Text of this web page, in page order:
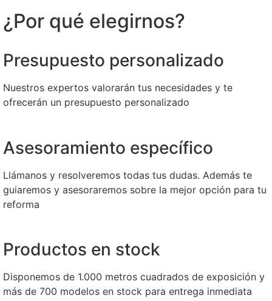
¿Por qué elegirnos?
Presupuesto personalizado
Nuestros expertos valorarán tus necesidades y te
ofrecerán un presupuesto personalizado
Asesoramiento específico
Llámanos y resolveremos todas tus dudas. Además te
guiaremos y asesoraremos sobre la mejor opción para tu
reforma
Productos en stock
Disponemos de 1.000 metros cuadrados de exposición y
más de 700 modelos en stock para entrega inmediata